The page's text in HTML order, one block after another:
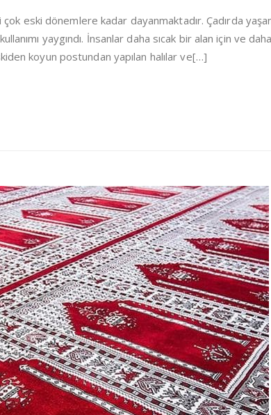
eski dönemlere kadar dayanmaktadır. Çadırda
yaygındı. İnsanlar daha sıcak bir alan için ve daha
koyun postundan yapılan halılar ve[…]